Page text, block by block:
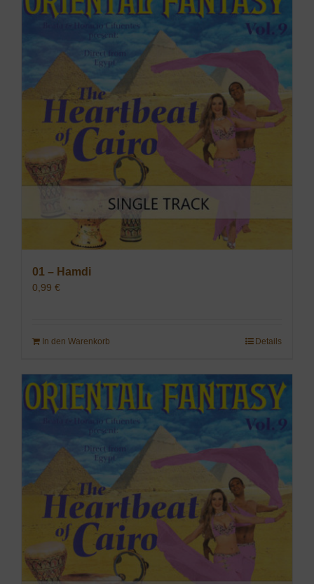
01 – Hamdi
0,99 €
In den Warenkorb Details